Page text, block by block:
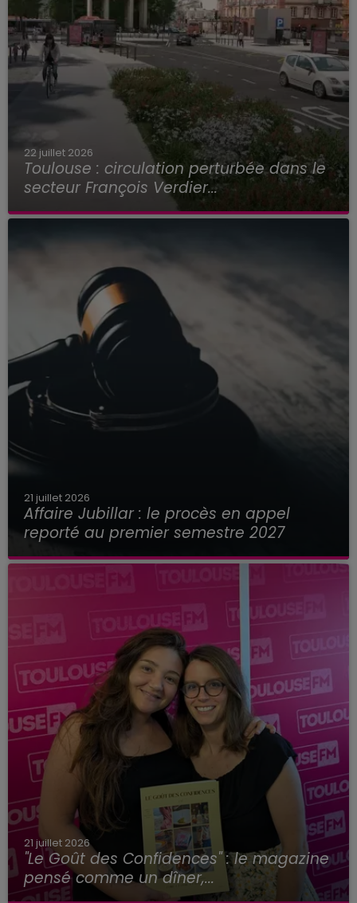
22 juillet 2026
Toulouse : circulation perturbée dans le
secteur François Verdier...
21 juillet 2026
Affaire Jubillar : le procès en appel
reporté au premier semestre 2027
21 juillet 2026
"Le Goût des Confidences" : le magazine
pensé comme un dîner,...